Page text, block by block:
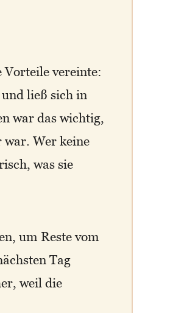
Vorteile vereinte:
ließ sich in
war das wichtig,
war. Wer keine
was sie
um Reste vom
Tag
weil die